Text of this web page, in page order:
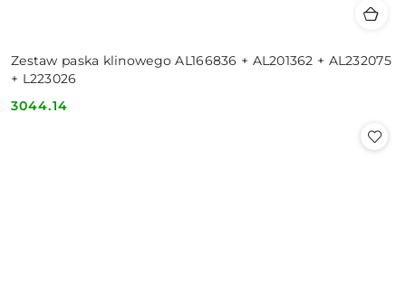
Zestaw paska klinowego AL166836 + AL201362 + AL232075
+ L223026
Cena:
3044.14